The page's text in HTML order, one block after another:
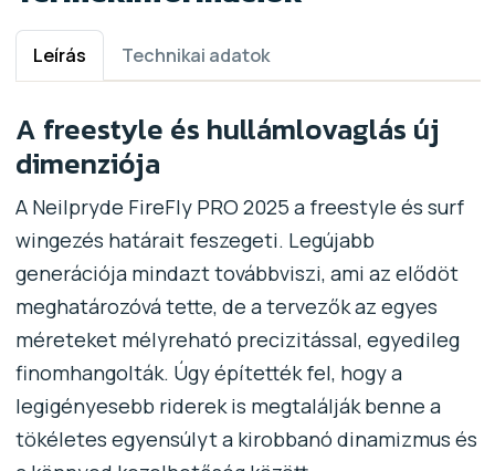
Leírás Technikai adatok
A freestyle és hullámlovaglás új
dimenziója
A Neilpryde FireFly PRO 2025 a freestyle és surf
wingezés határait feszegeti. Legújabb
generációja mindazt továbbviszi, ami az elődöt
meghatározóvá tette, de a tervezők az egyes
méreteket mélyreható precizitással, egyedileg
finomhangolták. Úgy építették fel, hogy a
legigényesebb riderek is megtalálják benne a
tökéletes egyensúlyt a kirobbanó dinamizmus és